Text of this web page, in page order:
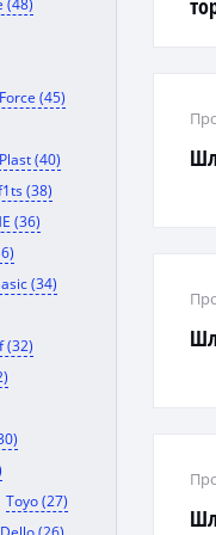
(48)
(45)
(40)
(38)
(36)
(34)
(32)
Toyo (27)